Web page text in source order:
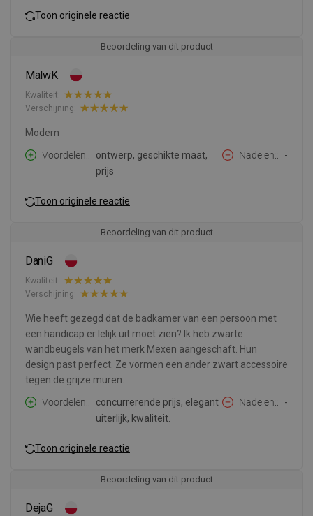
Toon originele reactie
Beoordeling van dit product
MalwK
Kwaliteit:
Verschijning:
Modern
Voordelen:
ontwerp, geschikte maat,
prijs
Nadelen: -
Toon originele reactie
Beoordeling van dit product
DaniG
Kwaliteit:
Verschijning:
Wie heeft gezegd dat de badkamer van een persoon met
een handicap er lelijk uit moet zien? Ik heb zwarte
wandbeugels van het merk Mexen aangeschaft. Hun
design past perfect. Ze vormen een ander zwart accessoire
tegen de grijze muren.
Voordelen:
concurrerende prijs, elegant
uiterlijk, kwaliteit.
Nadelen: -
Toon originele reactie
Beoordeling van dit product
DejaG